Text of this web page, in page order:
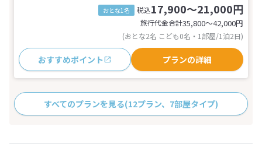
おとな1名 税込17,900～21,000円
旅行代金合計35,800〜42,000円
(おとな2名 こども0名・1部屋/1泊2日)
おすすめポイント プランの詳細
すべてのプランを見る(12プラン、7部屋タイプ)